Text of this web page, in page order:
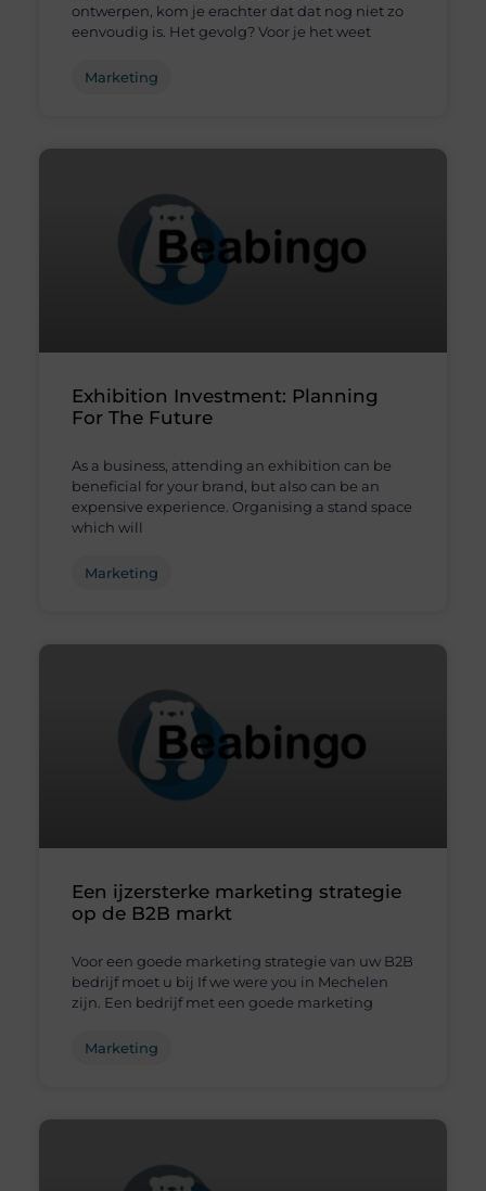
ontwerpen, kom je erachter dat dat nog niet zo
eenvoudig is. Het gevolg? Voor je het weet
Marketing
Exhibition Investment: Planning
For The Future
As a business, attending an exhibition can be
beneficial for your brand, but also can be an
expensive experience. Organising a stand space
which will
Marketing
Een ijzersterke marketing strategie
op de B2B markt
Voor een goede marketing strategie van uw B2B
bedrijf moet u bij If we were you in Mechelen
zijn. Een bedrijf met een goede marketing
Marketing